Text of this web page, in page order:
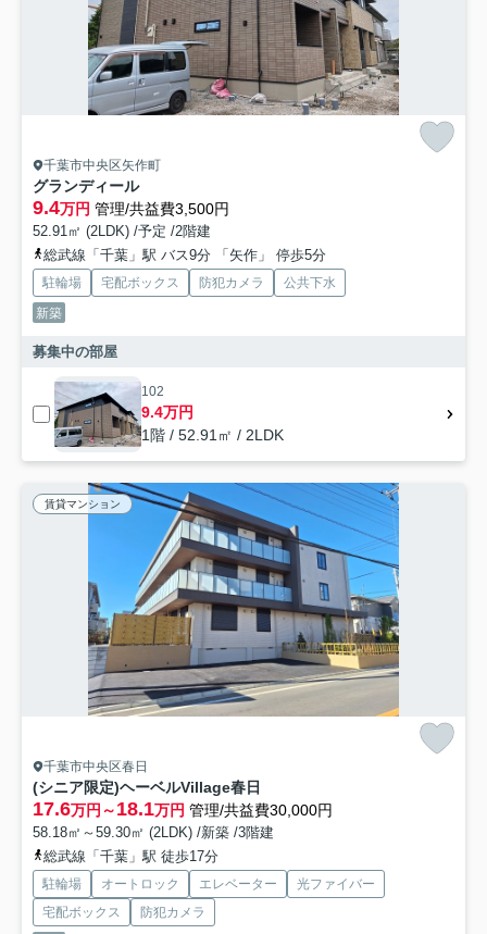
千葉市中央区矢作町
グランディール
9.4万円 管理/共益費3,500円
52.91㎡ (2LDK) /予定 /2階建
総武線「千葉」駅 バス9分 「矢作」 停歩5分
駐輪場 宅配ボックス 防犯カメラ
公共下水
新築
募集中の部屋
102
9.4万円
1階 / 52.91㎡ / 2LDK
賃貸マンション
千葉市中央区春日
(シニア限定)ヘーベルVillage春日
17.6万円～18.1万円 管理/共益費30,000円
58.18㎡～59.30㎡ (2LDK) /新築 /3階建
総武線「千葉」駅 徒歩17分
駐輪場 オートロック エレベーター
光ファイバー
宅配ボックス
防犯カメラ